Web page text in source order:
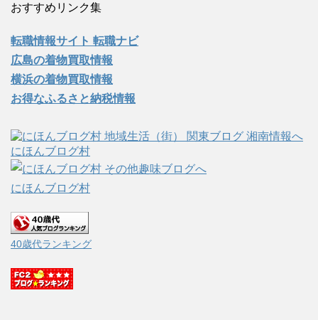
おすすめリンク集
転職情報サイト 転職ナビ
広島の着物買取情報
横浜の着物買取情報
お得なふるさと納税情報
にほんブログ村
にほんブログ村
40歳代ランキング